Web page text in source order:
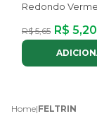
Redondo
R$ 5,65 R$ 5,20
Home|FELTRIN